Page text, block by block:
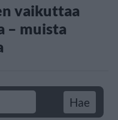
vaikuttaa
– muista